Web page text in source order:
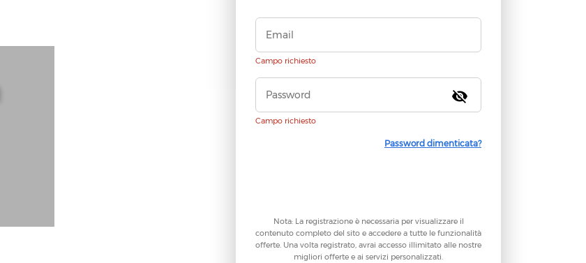
Campo richiesto
visibility_off
Campo richiesto
Password dimenticata?
Nota: La registrazione è necessaria per visualizzare il
contenuto completo del sito e accedere a tutte le funzionalità
offerte. Una volta registrato, avrai accesso illimitato alle nostre
migliori offerte e ai servizi personalizzati.